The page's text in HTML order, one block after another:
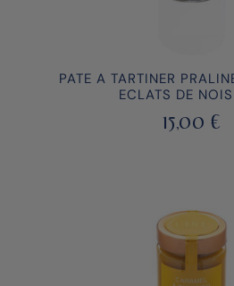
PATE A TARTINER
ECLATS DE
15,00 €